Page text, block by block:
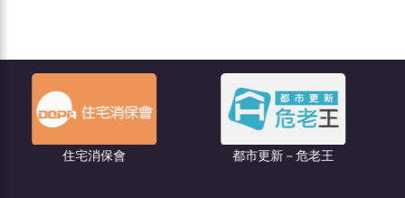
都市更新－危老王